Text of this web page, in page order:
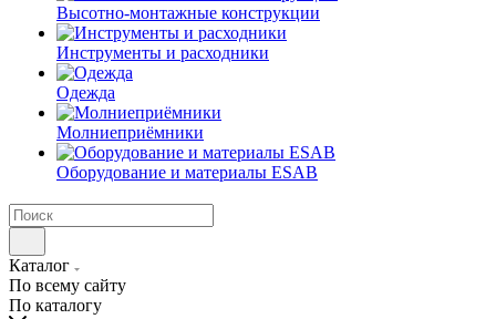
Высотно-монтажные конструкции
Инструменты и расходники
Одежда
Молниеприёмники
Оборудование и материалы ESAB
Каталог
По всему сайту
По каталогу